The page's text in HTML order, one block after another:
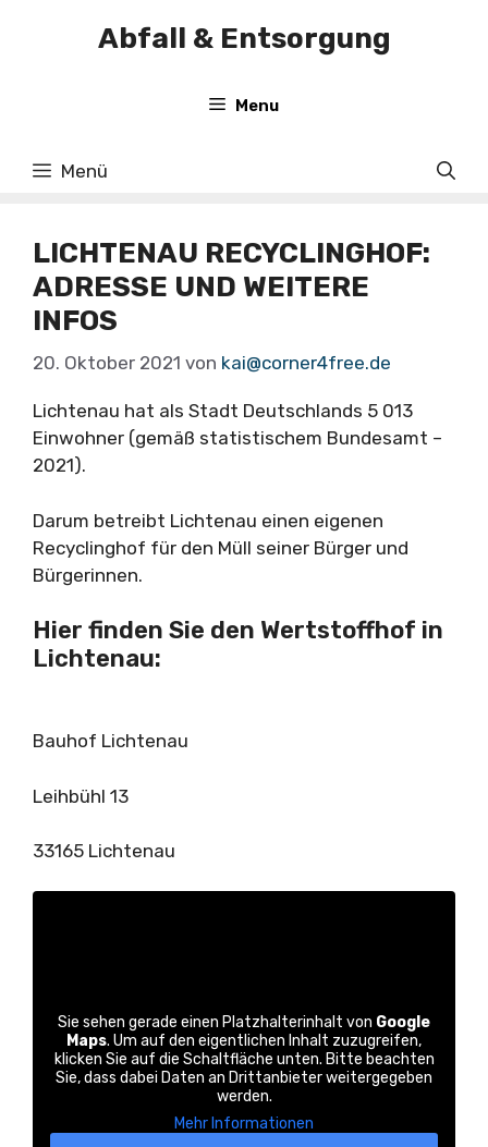
Abfall & Entsorgung
Menu
Menü
LICHTENAU RECYCLINGHOF:
ADRESSE UND WEITERE
INFOS
20. Oktober 2021 von kai@corner4free.de
Lichtenau hat als Stadt Deutschlands 5 013
Einwohner (gemäß statistischem Bundesamt –
2021).
Darum betreibt Lichtenau einen eigenen
Recyclinghof für den Müll seiner Bürger und
Bürgerinnen.
Hier finden Sie den Wertstoffhof in
Lichtenau:
Bauhof Lichtenau
Leihbühl 13
33165 Lichtenau
Sie sehen gerade einen Platzhalterinhalt von Google
Maps. Um auf den eigentlichen Inhalt zuzugreifen,
klicken Sie auf die Schaltfläche unten. Bitte beachten
Sie, dass dabei Daten an Drittanbieter weitergegeben
werden.
Mehr Informationen